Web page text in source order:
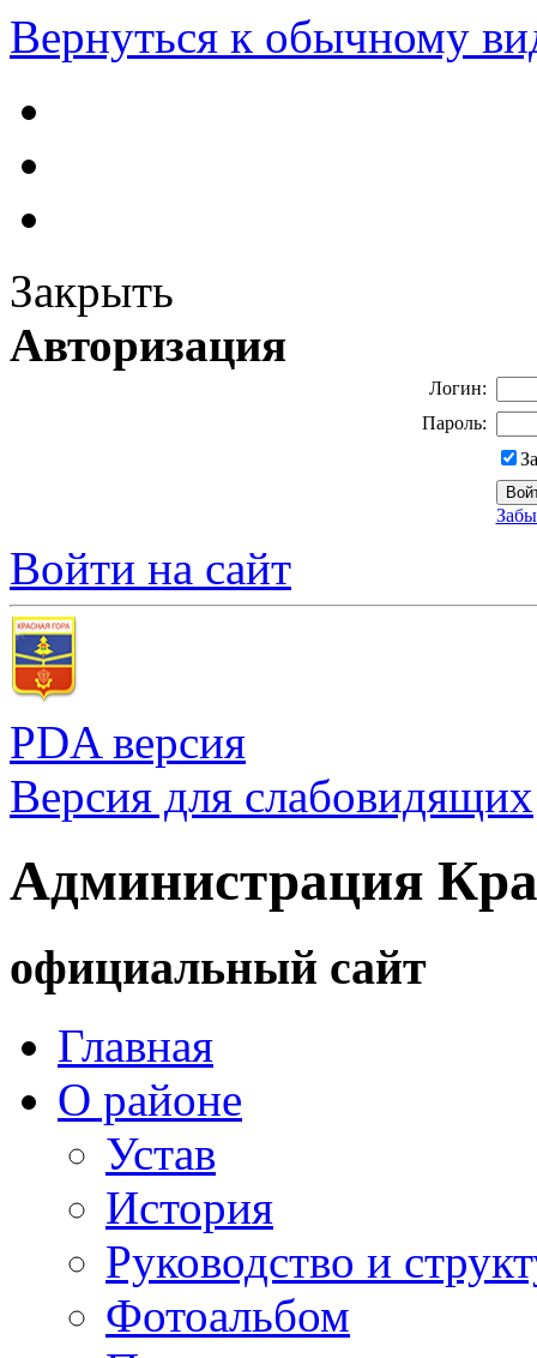
Вернуться к обычному
Закрыть
Авторизация
Логин:
Пароль:
Войти на сайт
PDA версия
Версия для слабовидящих
Администрация
официальный сайт
Главная
О районе
Устав
История
Руководство и
Фотоальбом